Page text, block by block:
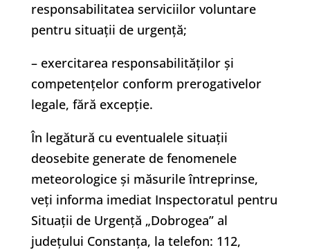
responsabilitatea serviciilor voluntare
pentru situații de urgență;
– exercitarea responsabilităților și
competențelor conform prerogativelor
legale, fără excepție.
În legătură cu eventualele situații
deosebite generate de fenomenele
meteorologice și măsurile întreprinse,
veți informa imediat Inspectoratul pentru
Situații de Urgență „Dobrogea” al
județului Constanța, la telefon: 112,